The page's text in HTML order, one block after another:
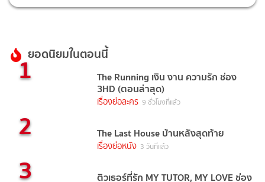
ยอดนิยมในตอนนี้
1 The Running เงิน งาน ความรัก ช่อง
3HD (ตอนล่าสุด)
เรื่องย่อละคร 9 ชั่วโมงที่แล้ว
2 The Last House บ้านหลังสุดท้าย
เรื่องย่อหนัง 3 วันที่แล้ว
3 ติวเธอร์ที่รัก MY TUTOR, MY LOVE ช่อง